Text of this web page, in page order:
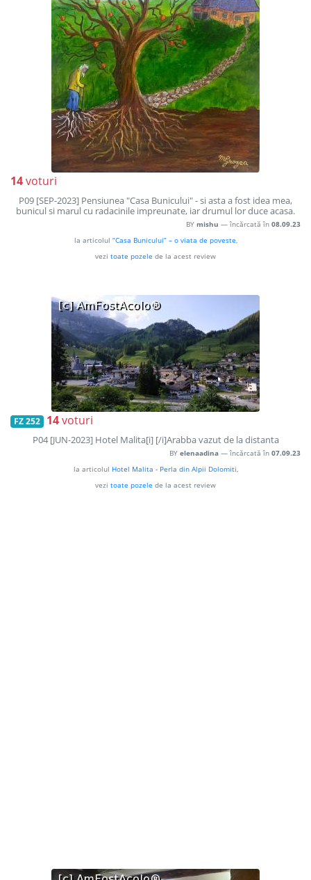
14voturi
P09 [SEP-2023] Pensiunea "Casa Bunicului" - si asta a fost idea mea,
bunicul si marul cu radacinile impreunate, iar drumul lor duce acasa.
BY mishu — încărcată în 08.09.23
la articolul “Casa Bunicului” – o viata de poveste,
vezi toate pozele de la acest review
FZ 252 14voturi
P04 [JUN-2023] Hotel Malita[i] [/i]Arabba vazut de la distanta
BY elenaadina — încărcată în 07.09.23
la articolul Hotel Malita - Perla din Alpii Dolomiti,
vezi toate pozele de la acest review